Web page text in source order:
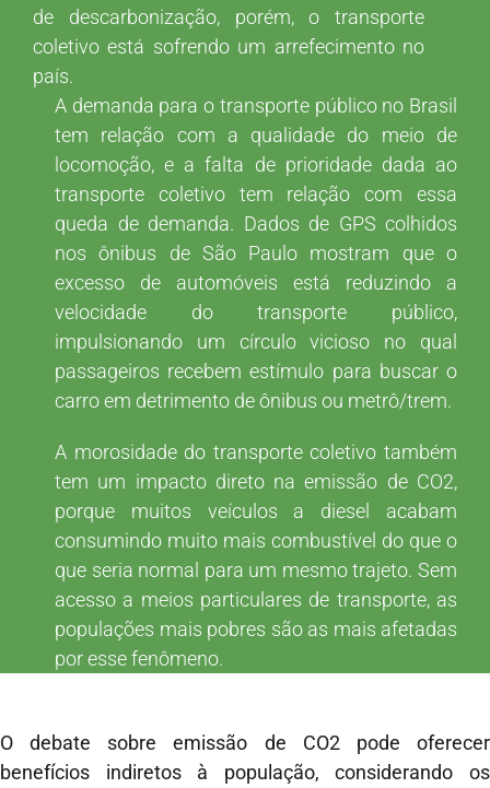
de descarbonização, porém, o transporte
coletivo está sofrendo um arrefecimento no
país.
A demanda para o transporte público no Brasil
tem relação com a qualidade do meio de
locomoção, e a falta de prioridade dada ao
transporte coletivo tem relação com essa
queda de demanda. Dados de GPS colhidos
nos ônibus de São Paulo mostram que o
excesso de automóveis está reduzindo a
velocidade do transporte público,
impulsionando um círculo vicioso no qual
passageiros recebem estímulo para buscar o
carro em detrimento de ônibus ou metrô/trem.
A morosidade do transporte coletivo também
tem um impacto direto na emissão de CO2,
porque muitos veículos a diesel acabam
consumindo muito mais combustível do que o
que seria normal para um mesmo trajeto. Sem
acesso a meios particulares de transporte, as
populações mais pobres são as mais afetadas
por esse fenômeno.
O debate sobre emissão de CO2 pode oferecer
benefícios indiretos à população, considerando os